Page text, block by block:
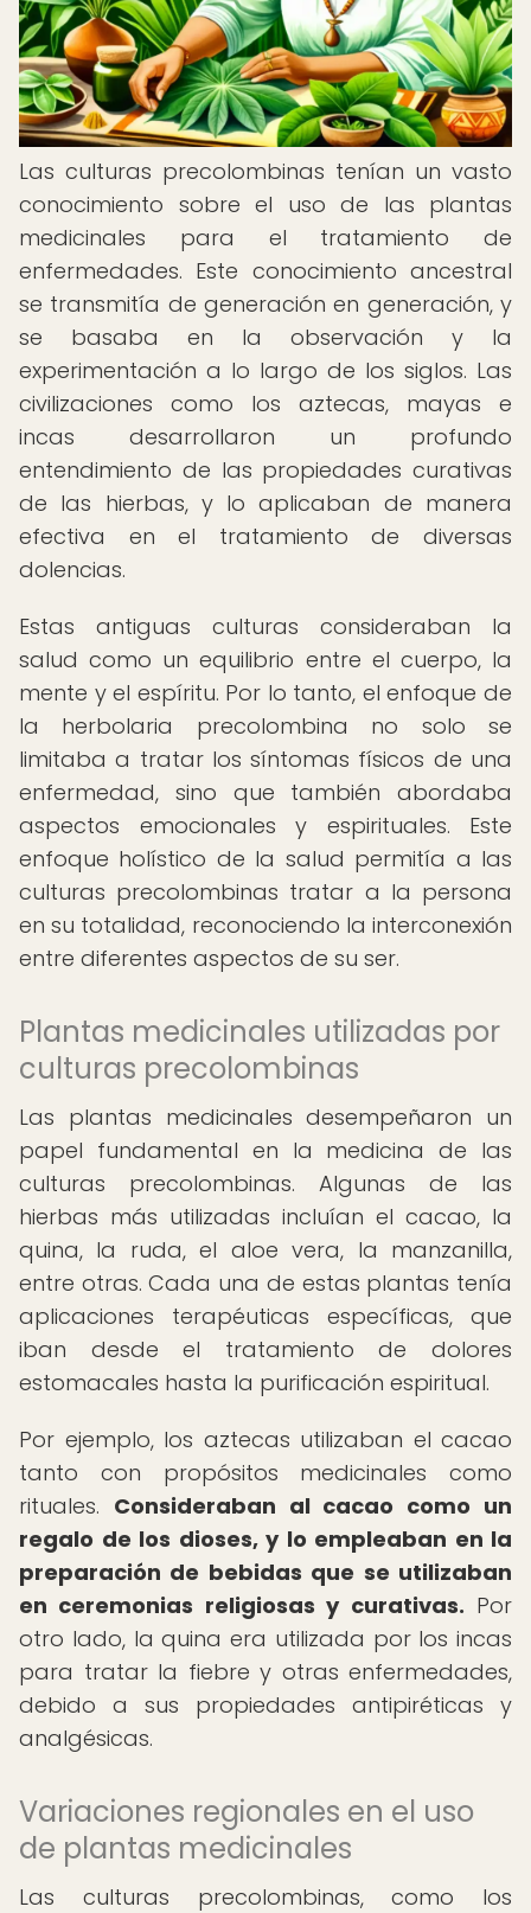
Las culturas precolombinas tenían un vasto
conocimiento sobre el uso de las plantas
medicinales para el tratamiento de
enfermedades. Este conocimiento ancestral
se transmitía de generación en generación, y
se basaba en la observación y la
experimentación a lo largo de los siglos. Las
civilizaciones como los aztecas, mayas e
incas desarrollaron un profundo
entendimiento de las propiedades curativas
de las hierbas, y lo aplicaban de manera
efectiva en el tratamiento de diversas
dolencias.
Estas antiguas culturas consideraban la
salud como un equilibrio entre el cuerpo, la
mente y el espíritu. Por lo tanto, el enfoque de
la herbolaria precolombina no solo se
limitaba a tratar los síntomas físicos de una
enfermedad, sino que también abordaba
aspectos emocionales y espirituales. Este
enfoque holístico de la salud permitía a las
culturas precolombinas tratar a la persona
en su totalidad, reconociendo la interconexión
entre diferentes aspectos de su ser.
Plantas medicinales utilizadas por
culturas precolombinas
Las plantas medicinales desempeñaron un
papel fundamental en la medicina de las
culturas precolombinas. Algunas de las
hierbas más utilizadas incluían el cacao, la
quina, la ruda, el aloe vera, la manzanilla,
entre otras. Cada una de estas plantas tenía
aplicaciones terapéuticas específicas, que
iban desde el tratamiento de dolores
estomacales hasta la purificación espiritual.
Por ejemplo, los aztecas utilizaban el cacao
tanto con propósitos medicinales como
rituales. Consideraban al cacao como un
regalo de los dioses, y lo empleaban en la
preparación de bebidas que se utilizaban
en ceremonias religiosas y curativas. Por
otro lado, la quina era utilizada por los incas
para tratar la fiebre y otras enfermedades,
debido a sus propiedades antipiréticas y
analgésicas.
Variaciones regionales en el uso
de plantas medicinales
Las culturas precolombinas, como los